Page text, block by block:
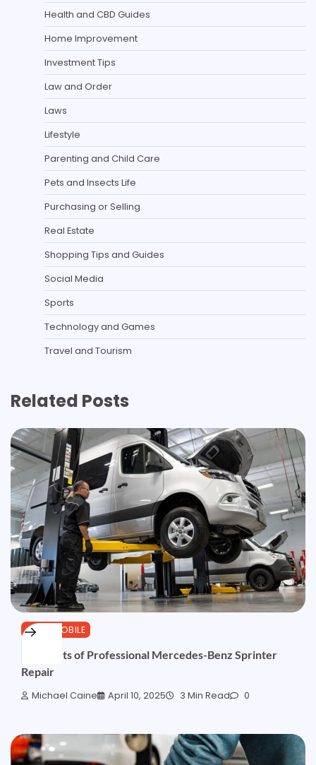
Health and CBD Guides
Home Improvement
Investment Tips
Law and Order
Laws
Lifestyle
Parenting and Child Care
Pets and Insects Life
Purchasing or Selling
Real Estate
Shopping Tips and Guides
Social Media
Sports
Technology and Games
Travel and Tourism
Related Posts
AUTOMOBILE
5 Benefits of Professional Mercedes-Benz Sprinter
Repair
Michael Caine April 10, 2025 3 Min Read 0